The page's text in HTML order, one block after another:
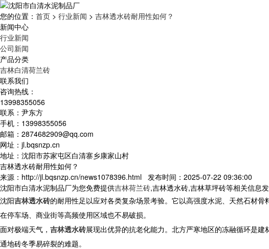
您的位置： 首页 > 行业新闻 > 吉林透水砖耐用性如何？
新闻中心
行业新闻
公司新闻
产品分类
吉林白清荷兰砖
联系我们
咨询热线：
13998355056
联系：尹东方
手机：13998355056
邮箱：2874682909@qq.com
网址：jl.bqsnzp.cn
地址：沈阳市苏家屯区白清寨乡康家山村
吉林透水砖耐用性如何？
来源：http://jl.bqsnzp.cn/news1078396.html 发布时间：2025-07-22 09:36:00
沈阳市白清水泥制品厂为您免费提供吉林荷兰砖,吉林透水砖,吉林草坪砖等相关信息
沈阳吉林透水砖的耐用性足以应对各类复杂场景考验。它以高强度水泥、天然石材
在停车场、商业街等高频使用区域也不易破损。​
面对极端天气， 吉林透水砖展现出优异的抗老化能力。北方严寒地区的冻融循环是建
通地砖冬季易碎裂的难题。